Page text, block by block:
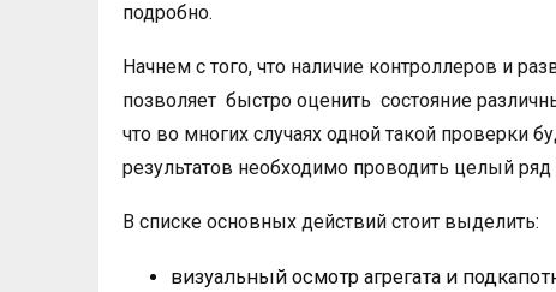
подробно.
Начнем с того, что наличие контроллеров и
позволяет быстро оценить состояние
что во многих случаях одной такой проверки
результатов необходимо проводить целый ряд
В списке основных действий стоит выделить:
визуальный осмотр агрегата и